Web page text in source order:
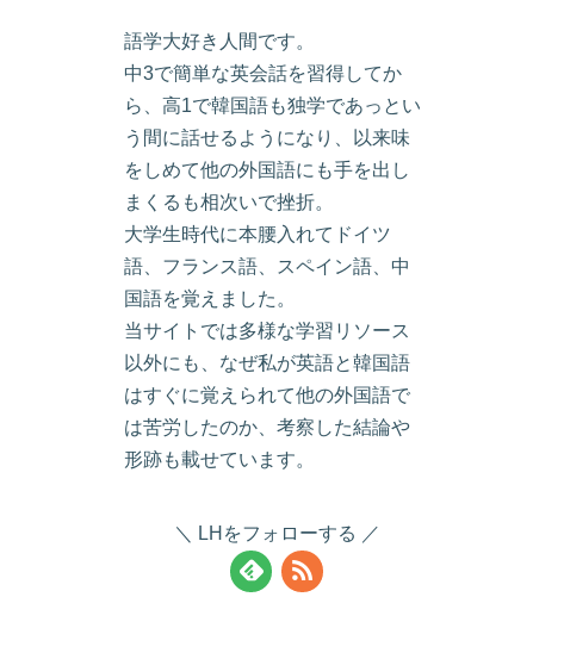
語学大好き人間です。
中3で簡単な英会話を習得してか
ら、高1で韓国語も独学であっとい
う間に話せるようになり、以来味
をしめて他の外国語にも手を出し
まくるも相次いで挫折。
大学生時代に本腰入れてドイツ
語、フランス語、スペイン語、中
国語を覚えました。
当サイトでは多様な学習リソース
以外にも、なぜ私が英語と韓国語
はすぐに覚えられて他の外国語で
は苦労したのか、考察した結論や
形跡も載せています。
LHをフォローする